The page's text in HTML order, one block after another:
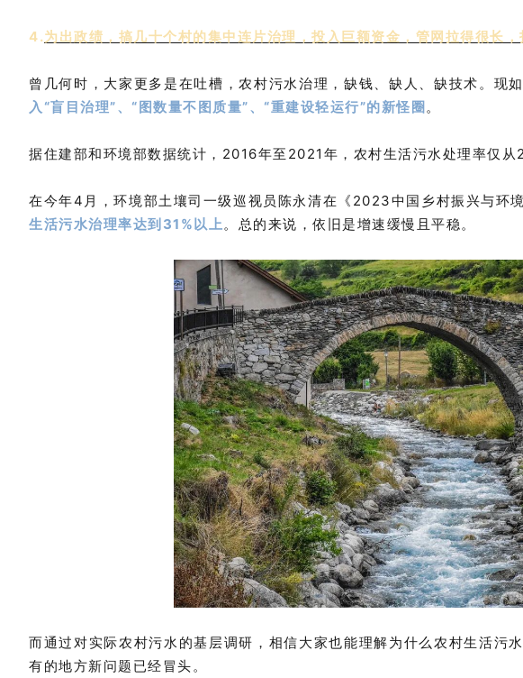
4.为出政绩，搞几十个村的集中连片治理，投入巨额资金，管网拉得很长，
曾几何时，大家更多是在吐槽，农村污水治理，缺钱、缺人、缺技术。现
入“盲目治理”、“图数量不图质量”、“重建设轻运行”的新怪圈 。
据住建部和环境部数据统计，2016年至2021年，农村生活污水处理率仅从
在今年4月，环境部土壤司一级巡视员陈永清在《2023中国乡村振兴与环
生活污水治理率达到31%以上。总的来说，依旧是增速缓慢且平稳。
而通过对实际农村污水的基层调研，相信大家也能理解为什么农村生活污
有的地方新问题已经冒头。